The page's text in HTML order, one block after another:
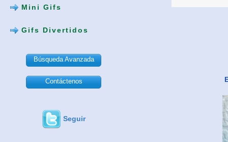
Mini Gifs
Gifs Divertidos
Búsqueda Avanzada
Contáctenos
Seguir